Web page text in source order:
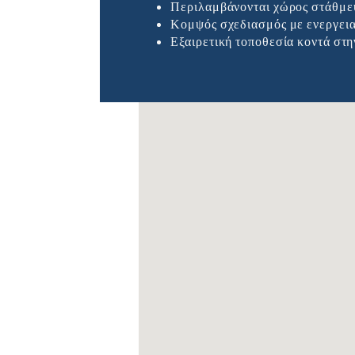
Περιλαμβάνονται χώρος
Κομψός σχεδιασμός με
Εξαιρετική τοποθεσία κοντά